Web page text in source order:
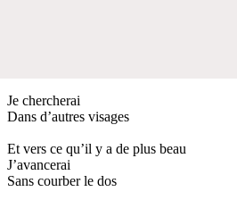
Je chercherai
Dans d’autres visages
Et vers ce qu’il y a de plus beau
J’avancerai
Sans courber le dos